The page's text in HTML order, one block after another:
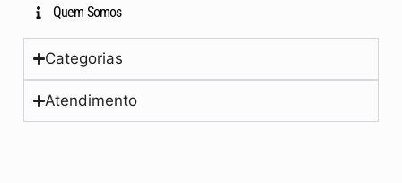
Quem Somos
Categorias
Atendimento